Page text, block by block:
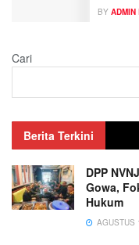
BY ADMIN
Cari
Berita Terkini
DPP
Gowa,
Hukum
AGUSTUS